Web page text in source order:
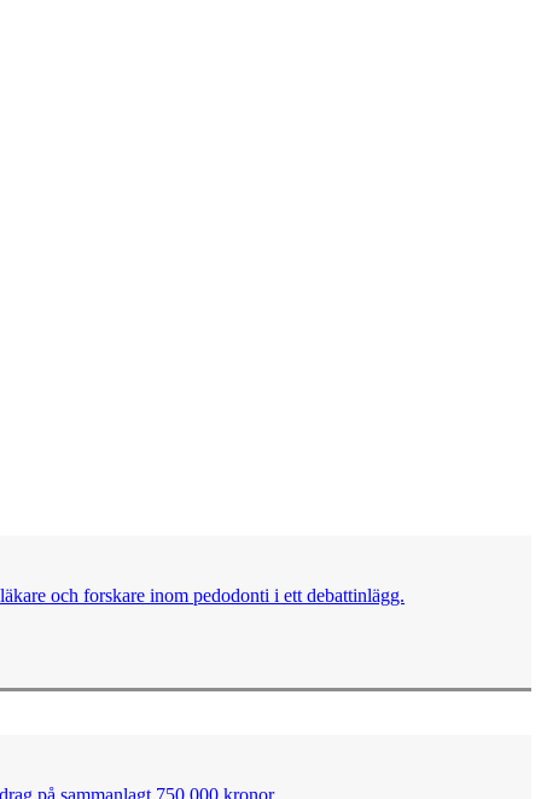
och forskare inom pedodonti i ett debattinlägg.